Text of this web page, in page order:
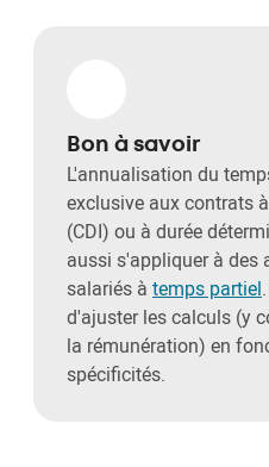
Bon à savoir
L'annualisation du
exclusive aux contrats
(CDI) ou à durée
aussi s'appliquer à des
salariés à temps partiel
d'ajuster les calculs (y
la rémunération) en
spécificités.